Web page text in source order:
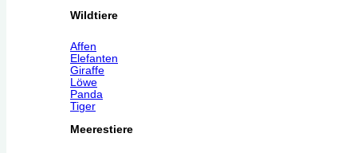
Wildtiere
Affen
Elefanten
Giraffe
Löwe
Panda
Tiger
Meerestiere